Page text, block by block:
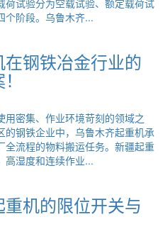
个阶段。乌鲁木齐...
钢铁冶金行业的
密集、作业环境苛刻的领域之
的钢铁企业中，乌鲁木齐起重机承
全流程的物料搬运任务。新疆起重
高湿度和连续作业...
机的限位开关与